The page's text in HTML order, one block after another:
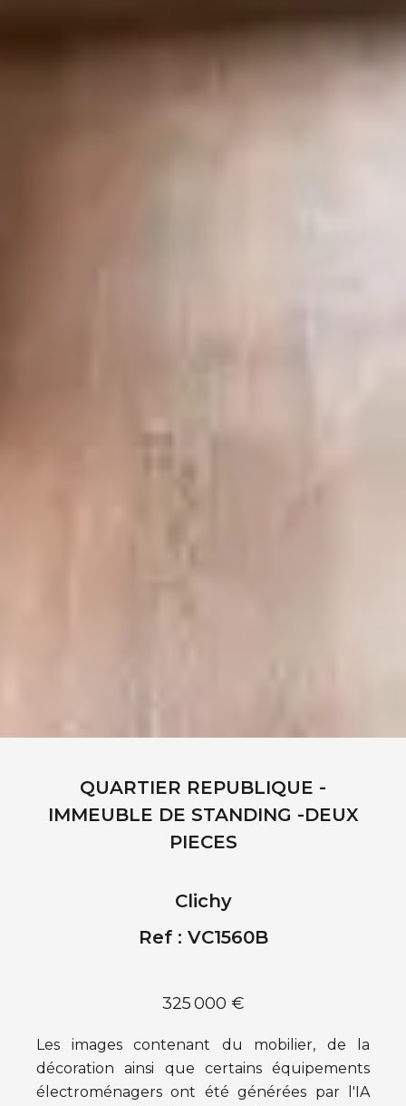
QUARTIER REPUBLIQUE -
IMMEUBLE DE STANDING -DEUX
PIECES
Clichy
Ref : VC1560B
325 000 €
Les images contenant du mobilier, de la
décoration ainsi que certains équipements
électroménagers ont été générées par l'IA